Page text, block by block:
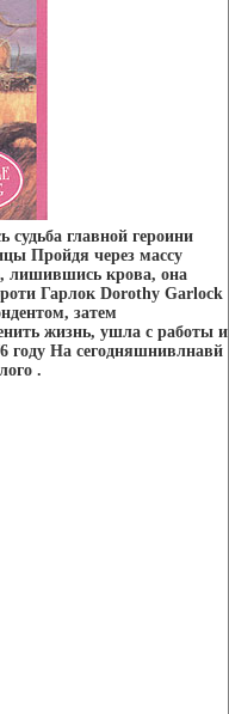
главной героини
Пройдя через массу
лишившись крова, она
Гарлок Dorothy Garlock
затем
жизнь, ушла с работы и
году На сегодняшнивлнавй
.